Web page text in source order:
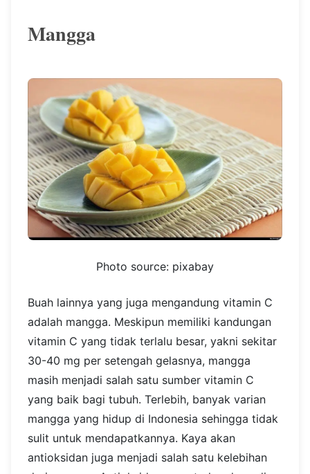
Mangga
Photo source: pixabay
Buah lainnya yang juga mengandung vitamin C
adalah mangga. Meskipun memiliki kandungan
vitamin C yang tidak terlalu besar, yakni sekitar
30-40 mg per setengah gelasnya, mangga
masih menjadi salah satu sumber vitamin C
yang baik bagi tubuh. Terlebih, banyak varian
mangga yang hidup di Indonesia sehingga tidak
sulit untuk mendapatkannya. Kaya akan
antioksidan juga menjadi salah satu kelebihan